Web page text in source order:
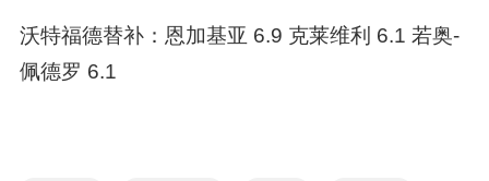
沃特福德替补：恩加基亚 6.9 克莱维利 6.1 若奥-
佩德罗 6.1